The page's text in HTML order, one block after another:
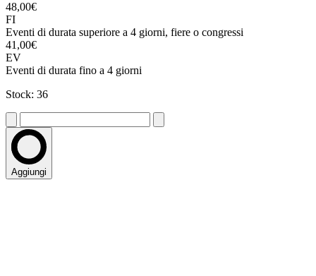
48,00€
FI
Eventi di durata superiore a 4 giorni, fiere o congressi
41,00€
EV
Eventi di durata fino a 4 giorni
Stock: 36
Aggiungi